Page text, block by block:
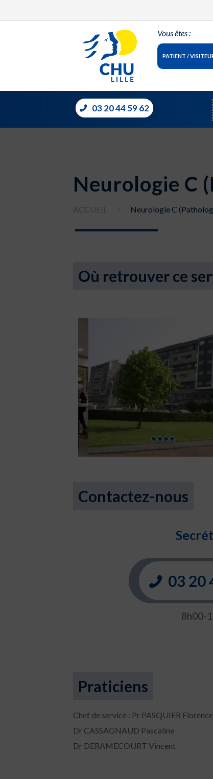
Vous êtes :
PATIENT /
03 20 44 59 62
Neurologie C
ACCUEIL Neurologie C
Où retrouver ce
Contactez-nous
03 20
8h00-
Praticiens
Chef de service : Pr PASQUIER Florence
Dr CASSAGNAUD Pascaline
Dr DERAMECOURT Vincent